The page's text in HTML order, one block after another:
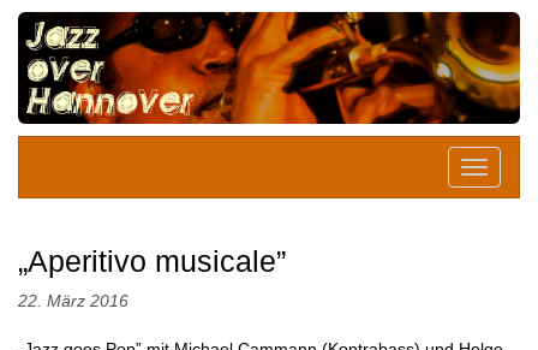
„Aperitivo musicale”
22. März 2016